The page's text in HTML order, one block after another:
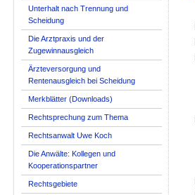
Unterhalt nach Trennung und
Scheidung
Die Arztpraxis und der
Zugewinnausgleich
Ärzteversorgung und
Rentenausgleich bei Scheidung
Merkblätter (Downloads)
Rechtsprechung zum Thema
Rechtsanwalt Uwe Koch
Die Anwälte: Kollegen und
Kooperationspartner
Rechtsgebiete